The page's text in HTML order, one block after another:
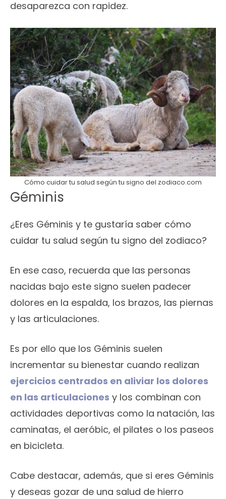
desaparezca con rapidez.
Cómo cuidar tu salud según tu signo del zodiaco.com
Géminis
¿Eres Géminis y te gustaría saber cómo
cuidar tu salud según tu signo del zodiaco?
En ese caso, recuerda que las personas
nacidas bajo este signo suelen padecer
dolores en la espalda, los brazos, las piernas
y las articulaciones.
Es por ello que los Géminis suelen
incrementar su bienestar cuando realizan
ejercicios centrados en aliviar los dolores
en las articulaciones y los combinan con
actividades deportivas como la natación, las
caminatas, el aeróbic, el pilates o los paseos
en bicicleta.
Cabe destacar, además, que si eres Géminis
y deseas gozar de una salud de hierro